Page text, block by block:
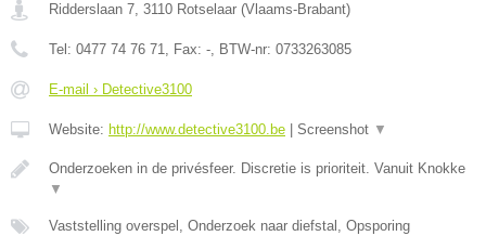
Ridderslaan 7, 3110 Rotselaar (Vlaams-Brabant)
Tel: 0477 74 76 71, Fax: -, BTW-nr: 0733263085
E-mail › Detective3100
Website: http://www.detective3100.be Screenshot ▼
Onderzoeken in de privésfeer. Discretie is prioriteit. Vanuit Knokke
▼
Vaststelling overspel, Onderzoek naar diefstal, Opsporing